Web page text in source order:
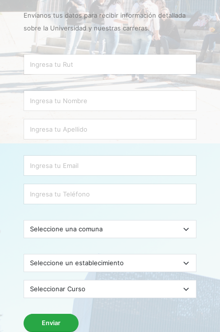
Envíanos tus datos para recibir información detallada
sobre la Universidad y nuestras carreras.
Enviar